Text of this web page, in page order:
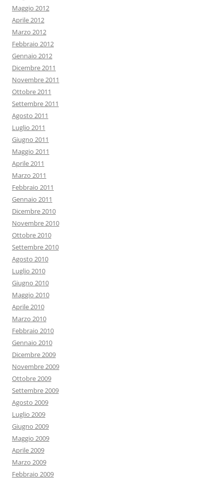
Maggio 2012
Aprile 2012
Marzo 2012
Febbraio 2012
Gennaio 2012
Dicembre 2011
Novembre 2011
Ottobre 2011
Settembre 2011
Agosto 2011
Luglio 2011
Giugno 2011
Maggio 2011
Aprile 2011
Marzo 2011
Febbraio 2011
Gennaio 2011
Dicembre 2010
Novembre 2010
Ottobre 2010
Settembre 2010
Agosto 2010
Luglio 2010
Giugno 2010
Maggio 2010
Aprile 2010
Marzo 2010
Febbraio 2010
Gennaio 2010
Dicembre 2009
Novembre 2009
Ottobre 2009
Settembre 2009
Agosto 2009
Luglio 2009
Giugno 2009
Maggio 2009
Aprile 2009
Marzo 2009
Febbraio 2009